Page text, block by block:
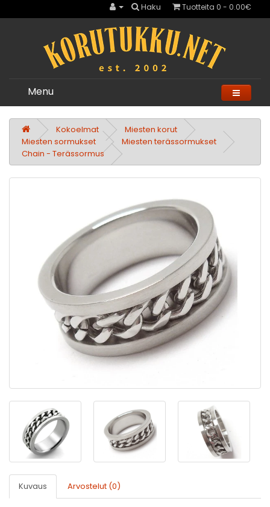
Haku Tuotteita 0 - 0.00€
Menu
Kokoelmat
Miesten korut
Miesten sormukset
Miesten terässormukset
Chain - Terässormus
Kuvaus Arvostelut (0)